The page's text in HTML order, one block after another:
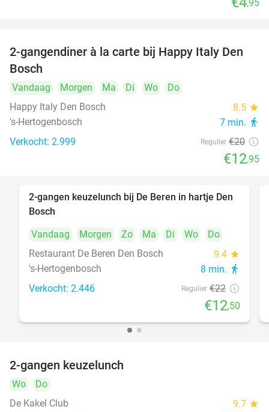
,95
35%
2-gangendiner à la carte bij Happy Italy Den
Bosch
Vandaag Morgen Ma Di Wo
Do
Happy Italy Den Bosch
8.5 star
's-Hertogenbosch 7 min. directions_walk
Verkocht: 2.999 Regulier €20
€12,95
43%
2-gangen keuzelunch bij De Beren in hartje Den
Bosch
Vandaag
Morgen Zo Ma Di Wo
Do
Restaurant De Beren Den Bosch
9.4 star
's-Hertogenbosch 8 min. directions_walk
Verkocht: 2.446 Regulier €22
€12,50
2-gangen keuzelunch
Wo
Do
De Kakel Club
9.7 star